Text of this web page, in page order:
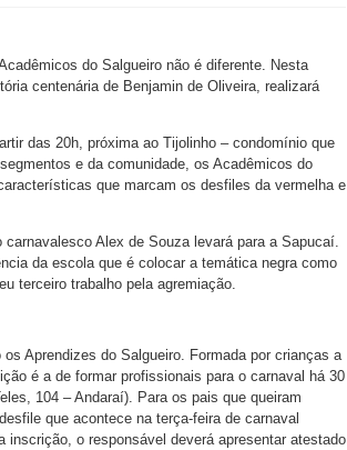
do Salgueiro não é diferente. Nesta
centenária de Benjamin de Oliveira, realizará
das 20h, próxima ao Tijolinho – condomínio que
e da comunidade, os Acadêmicos do
que marcam os desfiles da vermelha e
Alex de Souza levará para a Sapucaí.
da escola que é colocar a temática negra como
terceiro trabalho pela agremiação.
Aprendizes do Salgueiro. Formada por crianças a
é a de formar profissionais para o carnaval há 30
104 – Andaraí). Para os pais que queiram
que acontece na terça-feira de carnaval
o responsável deverá apresentar atestado